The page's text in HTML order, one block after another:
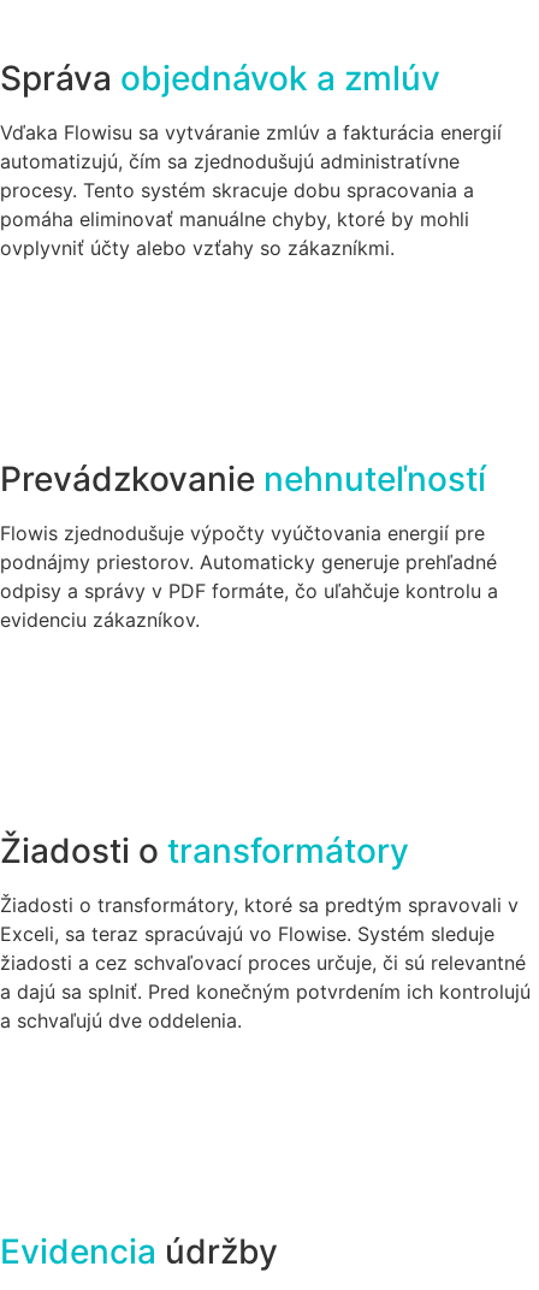
Správa objednávok a zmlúv
Vďaka Flowisu sa vytváranie zmlúv a fakturácia energií
automatizujú, čím sa zjednodušujú administratívne
procesy. Tento systém skracuje dobu spracovania a
pomáha eliminovať manuálne chyby, ktoré by mohli
ovplyvniť účty alebo vzťahy so zákazníkmi.
Prevádzkovanie nehnuteľností
Flowis zjednodušuje výpočty vyúčtovania energií pre
podnájmy priestorov. Automaticky generuje prehľadné
odpisy a správy v PDF formáte, čo uľahčuje kontrolu a
evidenciu zákazníkov.
Žiadosti o transformátory
Žiadosti o transformátory, ktoré sa predtým spravovali v
Exceli, sa teraz spracúvajú vo Flowise. Systém sleduje
žiadosti a cez schvaľovací proces určuje, či sú relevantné
a dajú sa splniť. Pred konečným potvrdením ich kontrolujú
a schvaľujú dve oddelenia.
Evidencia údržby